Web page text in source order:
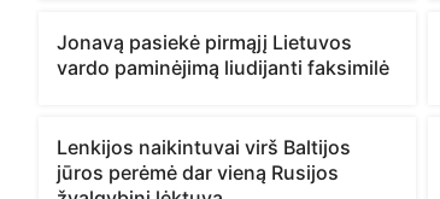
Jonavą pasiekė pirmąjį Lietuvos
vardo paminėjimą liudijanti faksimilė
Lenkijos naikintuvai virš Baltijos
jūros perėmė dar vieną Rusijos